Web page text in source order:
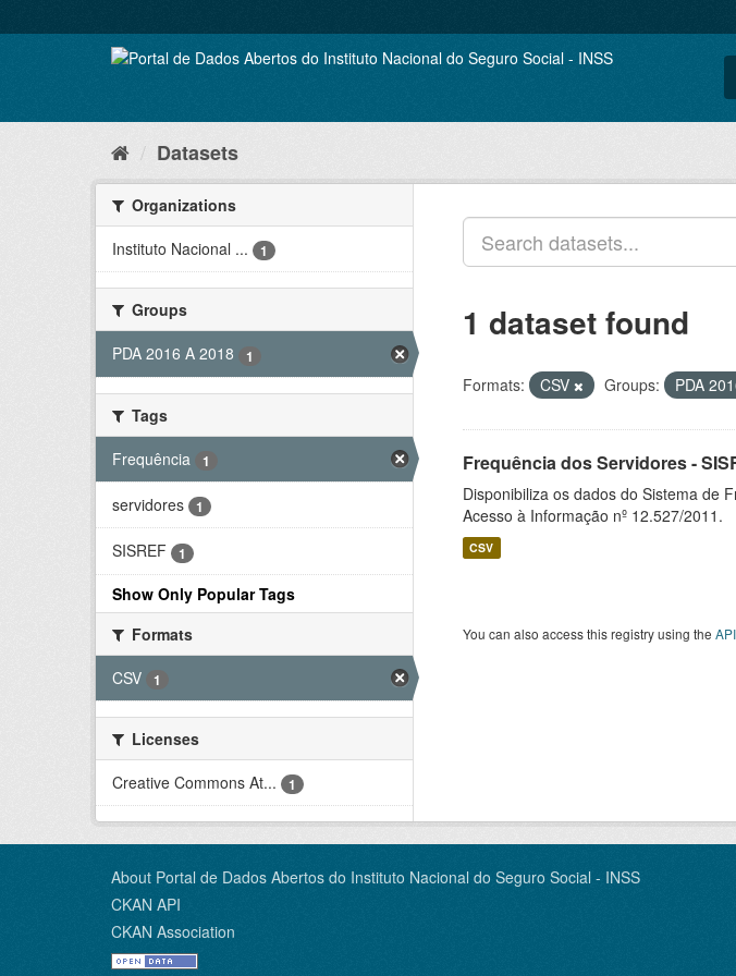
to
Datasets
Organizations
Instituto Nacional ...
1
Groups
PDA 2016 A 2018
1
Tags
Frequência
1
servidores 1
SISREF 1
Show Only Popular Tags
Formats
CSV
1
Licenses
Creative Commons At...
1
1 dataset found
Formats: CSV Groups: PDA
Frequência dos Servidores -
Disponibiliza os dados do Sistema de
Acesso à Informação nº 12.527/2011.
CSV
You can also access this registry using the API
About Portal de Dados Abertos do Instituto Nacional do Seguro Social - INSS
CKAN API
CKAN Association